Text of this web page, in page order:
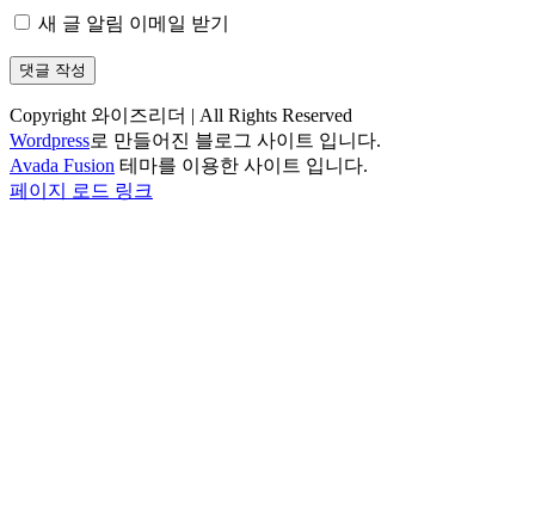
새 글 알림 이메일 받기
Copyright 와이즈리더 | All Rights Reserved
Wordpress로 만들어진 블로그 사이트 입니다.
Avada Fusion 테마를 이용한 사이트 입니다.
Facebook
X
Instagram
Pinterest
페이지 로드 링크